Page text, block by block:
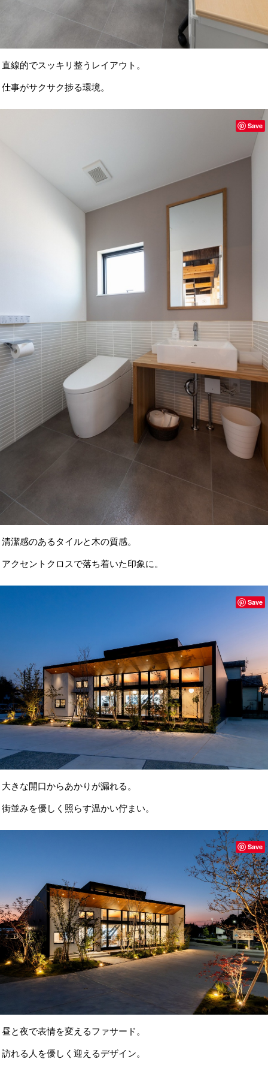
直線的でスッキリ整うレイアウト。
仕事がサクサク捗る環境。
清潔感のあるタイルと木の質感。
アクセントクロスで落ち着いた印象に。
Save
大きな開口からあかりが漏れる。
街並みを優しく照らす温かい佇まい。
Save
昼と夜で表情を変えるファサード。
訪れる人を優しく迎えるデザイン。
Save